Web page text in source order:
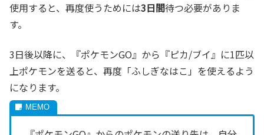
使用すると、再度使うためには3日間待つ必要がありま
す。
3日後以降に、『ポケモンGO』から『ピカ/ブイ』に1匹以
上ポケモンを送ると、再度「ふしぎなはこ」を使えるよう
になります。